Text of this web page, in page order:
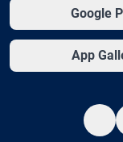
Google
App